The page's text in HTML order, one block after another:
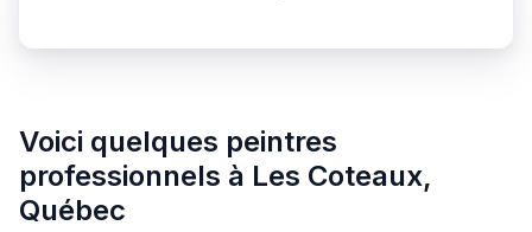
Voici quelques peintres
professionnels à Les Coteaux,
Québec